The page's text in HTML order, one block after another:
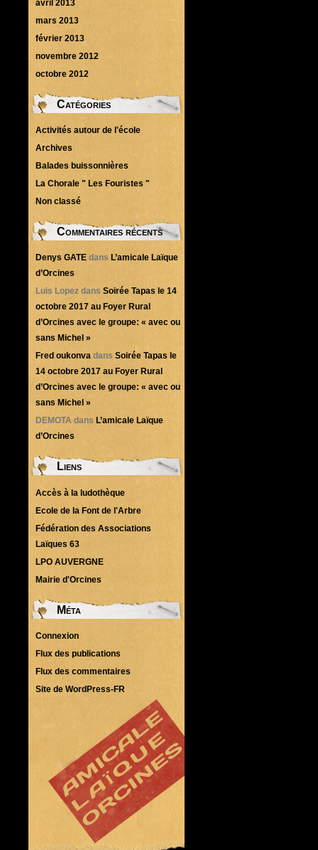
avril 2013
mars 2013
février 2013
novembre 2012
octobre 2012
Catégories
Activités autour de l'école
Archives
Balades buissonnières
La Chorale " Les Fouristes "
Non classé
Commentaires récents
Denys GATE dans L’amicale Laïque
d’Orcines
Luis Lopez dans Soirée Tapas le 14
octobre 2017 au Foyer Rural
d’Orcines avec le groupe: « avec ou
sans Michel »
Fred oukonva dans Soirée Tapas le
14 octobre 2017 au Foyer Rural
d’Orcines avec le groupe: « avec ou
sans Michel »
DEMOTA dans L’amicale Laïque
d’Orcines
Liens
Accès à la ludothèque
Ecole de la Font de l'Arbre
Fédération des Associations
Laïques 63
LPO AUVERGNE
Mairie d'Orcines
Méta
Connexion
Flux des publications
Flux des commentaires
Site de WordPress-FR